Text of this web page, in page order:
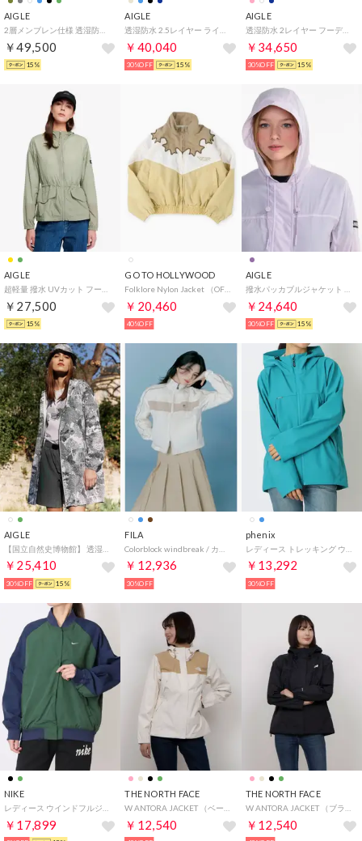
AIGLE
￥49,500
15%
AIGLE
￥40,040
30%OFF 15%
AIGLE
透湿防水 2レイヤー フーディジャケット RP （ホワイト)
￥34,650
30%OFF 15%
AIGLE
超軽量 撥水 UVカット フーディショートジャケット （セージグリーン)
￥27,500
15%
GO TO HOLLYWOOD
Folklore Nylon Jacket （OFF WHITE）
￥20,460
40%OFF
AIGLE
撥水パッカブルジャケット （パープル）
￥24,640
30%OFF 15%
AIGLE
￥25,410
30%OFF 15%
FILA
￥12,936
30%OFF
phenix
￥13,292
30%OFF
NIKE
￥17,899
THE NORTH FACE
￥12,540
THE NORTH FACE
￥12,540